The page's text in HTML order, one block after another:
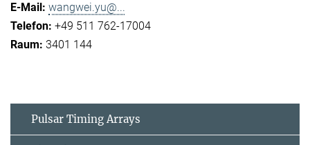
wangwei.yu@...
+49 511 762-17004
3401 144
Pulsar Timing Arrays